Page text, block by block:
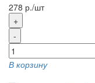
278 р./шт
+
-
В корзину